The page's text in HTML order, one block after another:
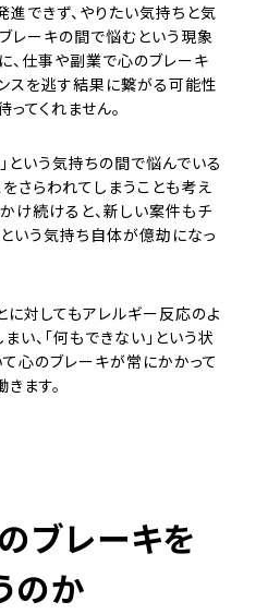
進できず、やりたい気持ちと気
レーキの間で悩むという現象
、仕事や副業で心のブレーキ
スを逃す結果に繋がる可能性
ってくれません。
という気持ちの間で悩んでいる
さらわれてしまうことも考え
け続けると、新しい案件もチ
という気持ち自体が億劫になっ
対してもアレルギー反応のよ
い、「何もできない」という状
心のブレーキが常にかかって
ます。
ブレーキを
のか